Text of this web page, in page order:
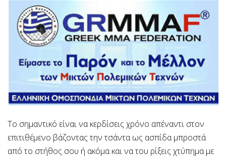
Το σημαντικό είναι να κερδίσεις χρόνο απέναντι στον
επιτιθέμενο βάζοντας την τσάντα ως ασπίδα μπροστά
από το στήθος σου ή ακόμα και να του ρίξεις χτύπημα με